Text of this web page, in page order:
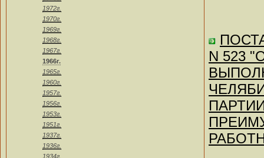
1972г.
1970г.
1969г.
1968г.
1967г.
1966г.
1965г.
1960г.
1957г.
1956г.
1953г.
1951г.
1937г.
1936г.
1934г.
N 523